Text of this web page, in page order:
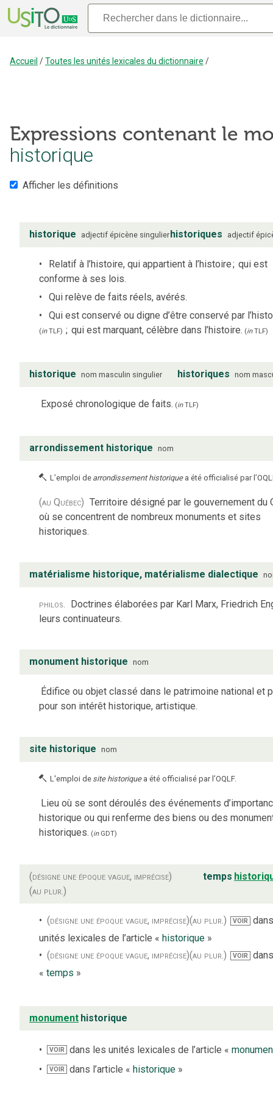
Accueil /Toutes les unités lexicales du dictionnaire /
Expressions contenant le
historique
Afficher les définitions
historique adjectif épicène singulierhistoriques adjectif
Relatif à l’histoire, qui appartient à l’histoire; qui est
conforme à ses lois.
Qui relève de faits réels, avérés.
Qui est conservé ou digne d’être conservé par
(inTLF) ; qui est marquant, célèbre dans l’histoire. (inTLF)
historique nom masculin singulier historiques nom
Exposé chronologique de faits. (inTLF)
arrondissement historique nom
L’emploi de arrondissement historique a été officialisé par
(au Québec) Territoire désigné par le gouvernement du
où se concentrent de nombreux monuments et sites
historiques.
matérialisme historique, matérialisme dialectique
philos. Doctrines élaborées par Karl Marx, Friedrich
leurs continuateurs.
monument historique nom
Édifice ou objet classé dans le patrimoine national et
pour son intérêt historique, artistique.
site historique nom
L'emploi de site historique a été officialisé par l’OQLF.
Lieu où se sont déroulés des événements
historique ou qui renferme des biens ou des
historiques. (inGDT)
(désigne une époque vague, imprécise)
(au plur.)
temps
(désigne une époque vague, imprécise)(au plur.) VOIR
unités lexicales de l’article « historique »
(désigne une époque vague, imprécise)(au plur.) VOIR
« temps »
monument historique
VOIR dans les unités lexicales de l’article «
VOIR dans l’article «historique »